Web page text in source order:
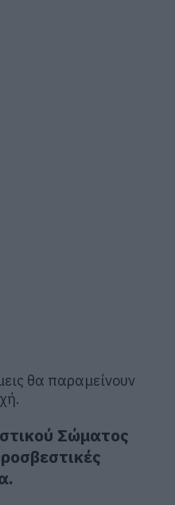
θα παραμείνουν
Σώματος